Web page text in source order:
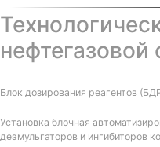
нефтегазовой
Блок дозирования реагентов
Установка блочная
деэмульгаторов и ингибиторов